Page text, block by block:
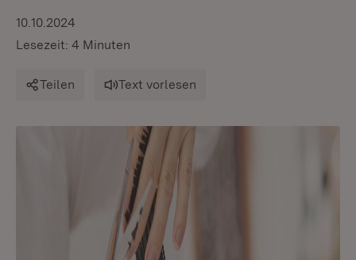
10.10.2024
Lesezeit: 4 Minuten
Teilen Text vorlesen